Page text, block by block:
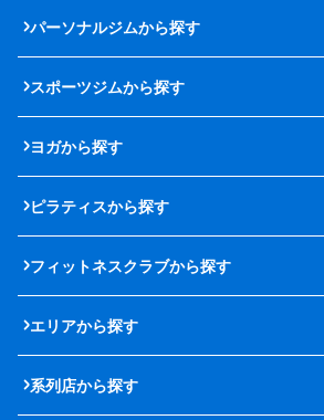
パーソナルジムから探す
スポーツジムから探す
ヨガから探す
ピラティスから探す
フィットネスクラブから探す
エリアから探す
系列店から探す